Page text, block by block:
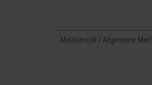
Mechatronik / Allgemeine